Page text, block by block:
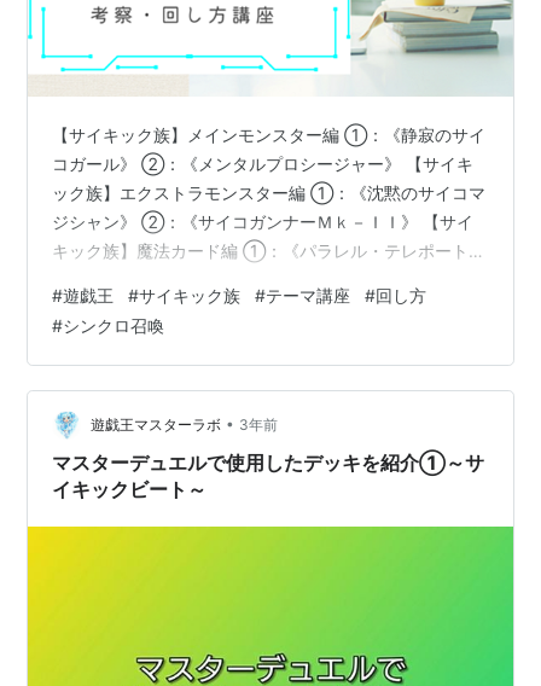
【サイキック族】メインモンスター編 ①：《静寂のサイ
コガール》 ②：《メンタルプロシージャー》 【サイキ
ック族】エクストラモンスター編 ①：《沈黙のサイコマ
ジシャン》 ②：《サイコガンナーＭｋ－ＩＩ》 【サイ
キック族】魔法カード編 ①：《パラレル・テレポート》
族】カードを使った回し方 ①《メンタルプロシージャ
ー》からの動き ②《静寂のサイコガール》からの動き
まとめ 関連記事＆関連商品 どうもハイロンです！ 今回
は「デュエリスト・アドバンス」の【サイキック族】新
規カードの解説や展開例・回し方をテーマ初見者や初心
者の方に向けて紹介します。 【…
#遊戯王 #サイキック族 #テーマ講座 #回し方
#シンクロ召喚
遊戯王マスターラボ • 3年前
マスターデュエルで使用したデッキを紹介①～サ
イキックビート～